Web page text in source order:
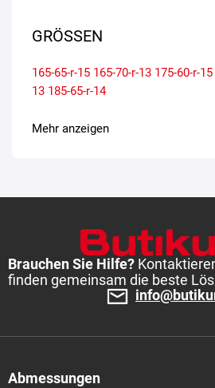
GRÖSSEN
165-65-r-15 165-70-r-13 175-60-r-15
13 185-65-r-14
Mehr anzeigen
Brauchen Sie Hilfe?
finden gemeinsam die beste
Abmessungen